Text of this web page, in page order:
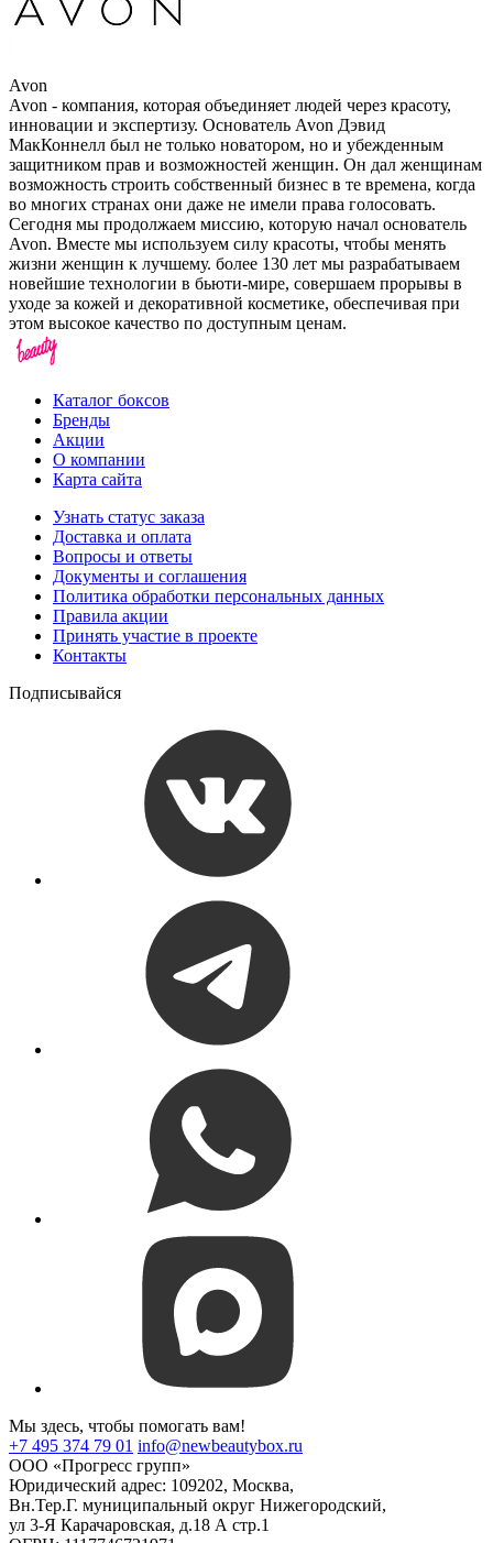
Avon
Avon - компания, которая объединяет людей через красоту,
инновации и экспертизу. Основатель Avon Дэвид
МакКоннелл был не только новатором, но и убежденным
защитником прав и возможностей женщин. Он дал женщинам
возможность строить собственный бизнес в те времена, когда
во многих странах они даже не имели права голосовать.
Сегодня мы продолжаем миссию, которую начал основатель
Avon. Вместе мы используем силу красоты, чтобы менять
жизни женщин к лучшему. более 130 лет мы разрабатываем
новейшие технологии в бьюти-мире, совершаем прорывы в
уходе за кожей и декоративной косметике, обеспечивая при
этом высокое качество по доступным ценам.
Каталог боксов
Бренды
Акции
О компании
Карта сайта
Узнать статус заказа
Доставка и оплата
Вопросы и ответы
Документы и соглашения
Политика обработки персональных данных
Правила акции
Принять участие в проекте
Контакты
Подписывайся
Мы здесь, чтобы помогать вам!
+7 495 374 79 01 info@newbeautybox.ru
ООО «Прогресс групп»
Юридический адрес: 109202, Москва,
Вн.Тер.Г. муниципальный округ Нижегородский,
ул 3-Я Карачаровская, д.18 А стр.1